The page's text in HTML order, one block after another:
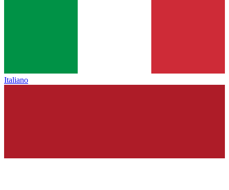
Italiano